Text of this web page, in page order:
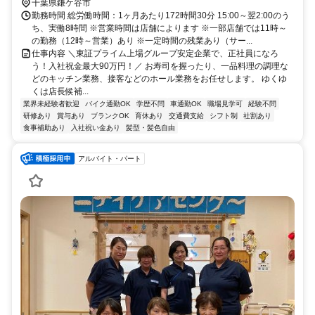
千葉県鎌ケ谷市
勤務時間 総労働時間：1ヶ月あたり172時間30分 15:00～翌2:00のう
ち、実働8時間 ※営業時間は店舗によります ※一部店舗では11時～
の勤務（12時～営業）あり ※一定時間の残業あり（サー...
仕事内容 ＼東証プライム上場グループ安定企業で、正社員になろ
う！入社祝金最大90万円！／ お寿司を握ったり、一品料理の調理な
どのキッチン業務、接客などのホール業務をお任せします。 ゆくゆ
くは店長候補...
業界未経験者歓迎 バイク通勤OK 学歴不問 車通勤OK 職場見学可
経験不問
研修あり
賞与あり ブランクOK 育休あり 交通費支給 シフト制
社割あり
食事補助あり
入社祝い金あり 髪型・髪色自由
アルバイト・パート